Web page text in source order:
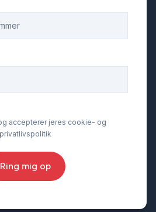
accepterer jeres cookie- og
privatlivspolitik
Ring mig op